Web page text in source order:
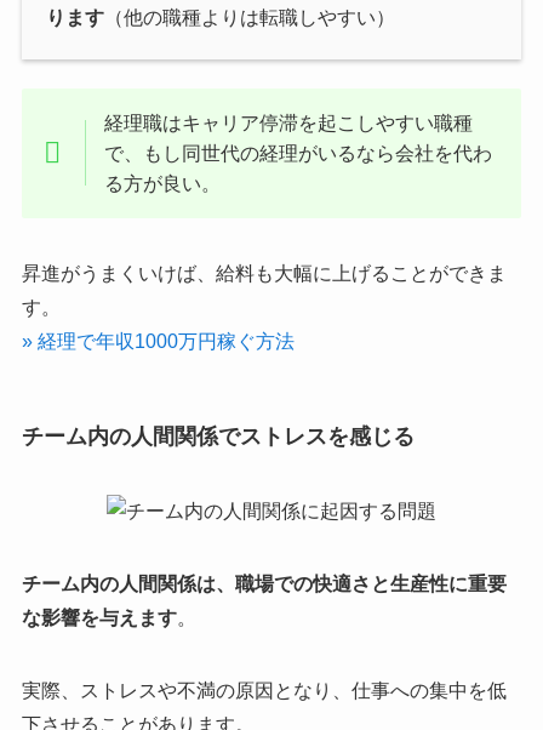
ります（他の職種よりは転職しやすい）
経理職はキャリア停滞を起こしやすい職種
で、もし同世代の経理がいるなら会社を代わ
る方が良い。
昇進がうまくいけば、給料も大幅に上げることができま
す。
» 経理で年収1000万円稼ぐ方法
チーム内の人間関係でストレスを感じる
チーム内の人間関係は、職場での快適さと生産性に重要
な影響を与えます。
実際、ストレスや不満の原因となり、仕事への集中を低
下させることがあります。